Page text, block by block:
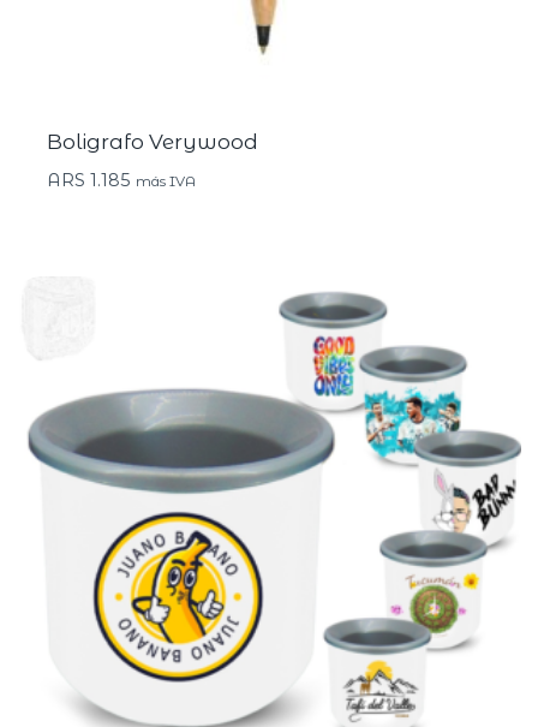
Boligrafo Verywood
ARS 1.185 más IVA